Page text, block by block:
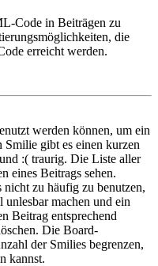
Code in Beiträgen zu
die
erreicht werden.
werden können, um ein
gibt es einen kurzen
:( traurig. Die Liste aller
eines Beitrags sehen.
nicht zu häufig zu benutzen,
machen und ein
Beitrag entsprechend
Die Board-
der Smilies begrenzen,
kannst.